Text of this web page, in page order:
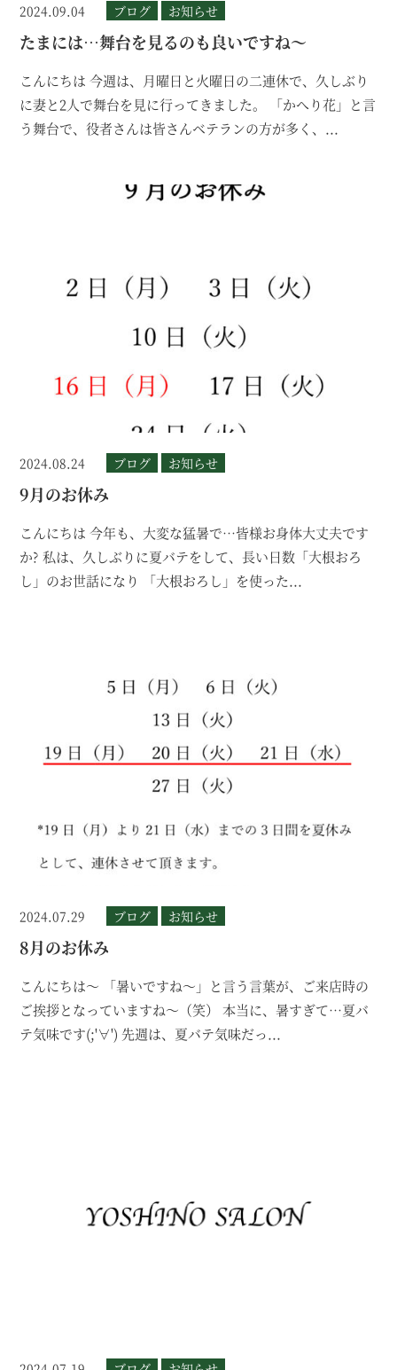
2024.09.04 ブログ お知らせ
たまには…舞台を見るのも良いですね～
こんにちは 今週は、月曜日と火曜日の二連休で、久しぶり
に妻と2人で舞台を見に行ってきました。 「かへり花」と言
う舞台で、役者さんは皆さんベテランの方が多く、...
2024.08.24 ブログ お知らせ
9月のお休み
こんにちは 今年も、大変な猛暑で…皆様お身体大丈夫です
か? 私は、久しぶりに夏バテをして、長い日数「大根おろ
し」のお世話になり 「大根おろし」を使った...
2024.07.29 ブログ お知らせ
8月のお休み
こんにちは～ 「暑いですね～」と言う言葉が、ご来店時の
ご挨拶となっていますね～（笑） 本当に、暑すぎて…夏バ
テ気味です(;'∀') 先週は、夏バテ気味だっ...